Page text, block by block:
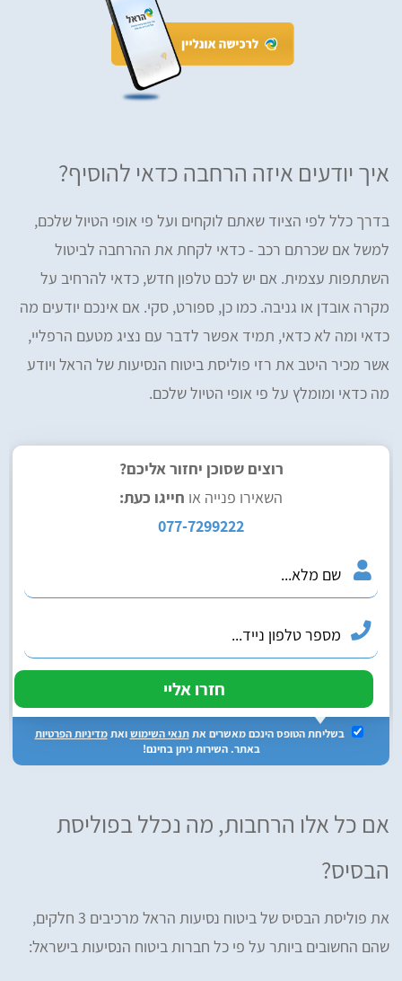
איך יודעים איזה הרחבה כדאי להוסיף?
בדרך כלל לפי הציוד שאתם לוקחים ועל פי אופי הטיול שלכם,
למשל אם שכרתם רכב - כדאי לקחת את ההרחבה לביטול
השתתפות עצמית. אם יש לכם טלפון חדש, כדאי להרחיב על
מקרה אובדן או גניבה. כמו כן, ספורט, סקי. אם אינכם יודעים מה
כדאי ומה לא כדאי, תמיד אפשר לדבר עם נציג מטעם הרפליי,
אשר מכיר היטב את רזי פוליסת ביטוח הנסיעות של הראל ויודע
מה כדאי ומומלץ על פי אופי הטיול שלכם.
רוצים שסוכן יחזור אליכם?
השאירו פנייה או חייגו כעת:
077-7299222
בשליחת הטופס הינכם מאשרים אתתנאי השימושואתמדיניות הפרטיות
באתר. השירות ניתן בחינם!
אם כל אלו הרחבות, מה נכלל בפוליסת
הבסיס?
את פוליסת הבסיס של ביטוח נסיעות הראל מרכיבים 3 חלקים,
שהם החשובים ביותר על פי כל חברות ביטוח הנסיעות בישראל: